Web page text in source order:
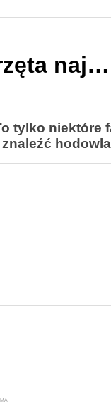
naj…
tylko niektóre